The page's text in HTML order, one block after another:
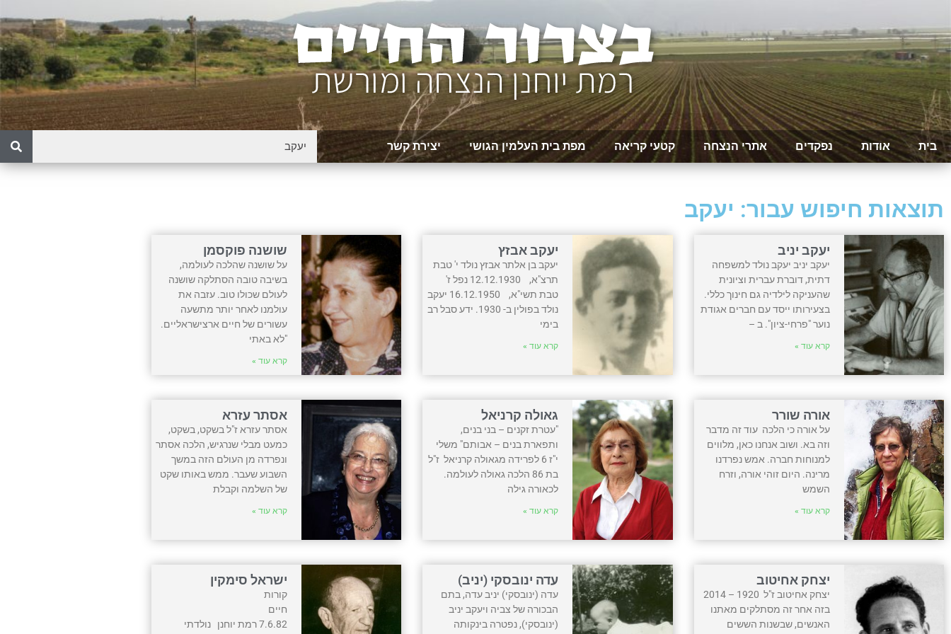
בית אודות נפקדים אתרי הנצחה קטעי קריאה מפת בית העלמין הגושי יצירת קשר
תוצאות חיפוש עבור: יעקב
יעקב יניב
יעקב יניב יעקב נולד למשפחה
דתית, דוברת עברית וציונית
שהעניקה לילדיה גם חינוך כללי.
בצעירותו ייסד עם חברים אגודת
נוער "פרחי-ציון". ב –
קרא עוד »
יעקב אבזץ
יעקב בן אלתר אבזץ נולד י' טבת
תרצ"א, 12.12.1930 נפל ז'
טבת תשי"א, 16.12.1950 יעקב
נולד בפולין ב- 1930. ידע סבל רב
בימי
קרא עוד »
שושנה פוקסמן
על שושנה שהלכה לעולמה,
בשיבה טובה הסתלקה שושנה
לעולם שכולו טוב. עזבה את
עולמנו לאחר יותר מתשעה
עשורים של חיים ארצישראליים.
"לא באתי
קרא עוד »
אורה שורר
על אורה כי הלכה עוד זה מדבר
וזה בא. ושוב אנחנו כאן, מלווים
למנוחות חברה. אמש נפרדנו
מרינה. היום זוהי אורה, וזרח
השמש
קרא עוד »
גאולה קרניאל
"עטרת זקנים – בני בנים,
ותפארת בנים – אבותם" משלי
י"ז 6 לפרידה מגאולה קרניאל ז"ל
בת 86 הלכה גאולה לעולמה.
לכאורה גילה
קרא עוד »
אסתר עזרא
אסתר עזרא ז"ל בשקט, בשקט,
כמעט מבלי שנרגיש, הלכה אסתר
ונפרדה מן העולם הזה במשך
השבוע שעבר. ממש באותו שקט
של השלמה וקבלת
קרא עוד »
יצחק אחיטוב
יצחק אחיטוב ז"ל 1920 – 2014
בזה אחר זה מסתלקים מאתנו
האנשים, שבשנות הששים
עדה ינובסקי (יניב)
עדה (ינובסקי) יניב עדה, בתם
הבכורה של צביה ויעקב יניב
(ינובסקי), נפטרה בינקותה
ישראל סימקין
קורות
חיים
7.6.82 רמת יוחנן נולדתי